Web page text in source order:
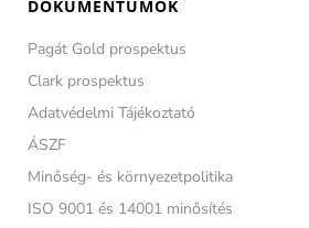
DOKUMENTUMOK
Pagát Gold prospektus
Clark prospektus
Adatvédelmi Tájékoztató
ÁSZF
Minőség- és környezetpolitika
ISO 9001 és 14001 minősítés